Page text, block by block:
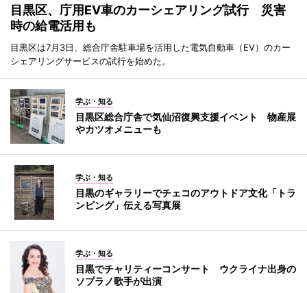
目黒区、庁用EV車のカーシェアリング試行 災害
時の給電活用も
目黒区は7月3日、総合庁舎駐車場を活用した電気自動車（EV）のカー
シェアリングサービスの試行を始めた。
学ぶ・知る
目黒区総合庁舎で気仙沼復興支援イベント 物産展
やカツオメニューも
学ぶ・知る
目黒のギャラリーでチェコのアウトドア文化「トラ
ンピング」伝える写真展
学ぶ・知る
目黒でチャリティーコンサート ウクライナ出身の
ソプラノ歌手が出演